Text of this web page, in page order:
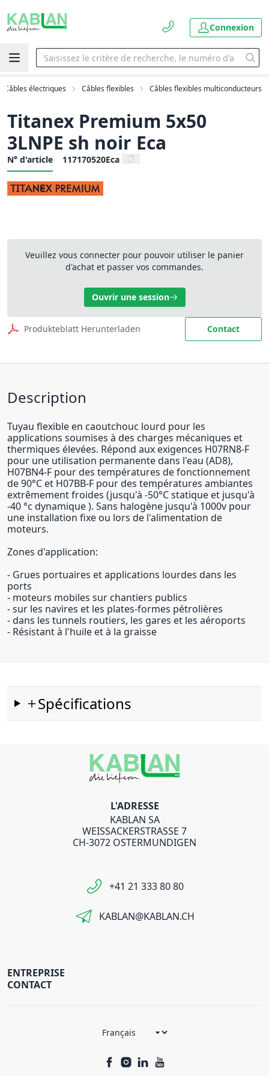
Connexion
Câbles électriques Câbles flexibles Câbles flexibles multiconducteurs
Titanex Premium 5x50
3LNPE sh noir Eca
N° d'article 117170520Eca
Veuillez vous connecter pour pouvoir utiliser le panier
d'achat et passer vos commandes.
Ouvrir une session
Produkteblatt Herunterladen Contact
Description
Tuyau flexible en caoutchouc lourd pour les
applications soumises à des charges mécaniques et
thermiques élevées. Répond aux exigences H07RN8-F
pour une utilisation permanente dans l'eau (AD8),
H07BN4-F pour des températures de fonctionnement
de 90°C et H07BB-F pour des températures ambiantes
extrêmement froides (jusqu'à -50°C statique et jusqu'à
-40 °c dynamique ). Sans halogène jusqu'à 1000v pour
une installation fixe ou lors de l'alimentation de
moteurs.
Zones d'application:
- Grues portuaires et applications lourdes dans les
ports
- moteurs mobiles sur chantiers publics
- sur les navires et les plates-formes pétrolières
- dans les tunnels routiers, les gares et les aéroports
- Résistant à l'huile et à la graisse
Spécifications
L'ADRESSE
KABLAN SA
WEISSACKERSTRASSE 7
CH-3072 OSTERMUNDIGEN
+41 21 333 80 80
KABLAN@KABLAN.CH
ENTREPRISE
CONTACT